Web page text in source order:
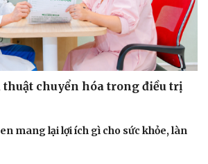
thuật chuyển hóa trong điều trị
mang lại lợi ích gì cho sức khỏe, làn